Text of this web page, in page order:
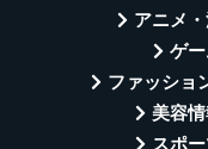
アニメ
ゲ
ファッショ
美容
スポ